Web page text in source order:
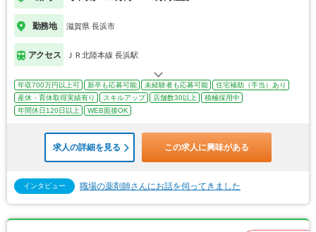
勤務地 滋賀県 長浜市
アクセス ＪＲ北陸本線 長浜駅
年収700万円以上可 新卒も応募可能 未経験者も応募可能
住宅補助（手当）あり
産休・育休取得実績有り
スキルアップ 店舗数30以上
積極採用中
年間休日120日以上
WEB面接OK
求人の詳細を見る この求人に興味がある
インタビュー 職場の薬剤師さんにお話を伺ってきました